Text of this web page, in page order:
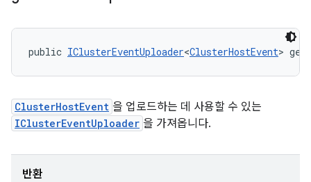
public IClusterEventUploader<ClusterHostEvent>
ClusterHostEvent 을 업로드하는 데 사용할 수 있는
IClusterEventUploader 을 가져옵니다.
반환